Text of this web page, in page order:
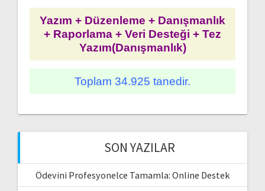
Yazım + Düzenleme + Danışmanlık
+ Raporlama + Veri Desteği + Tez
Yazım(Danışmanlık)
Toplam 34.925 tanedir.
SON YAZILAR
Ödevini Profesyonelce Tamamla: Online Destek